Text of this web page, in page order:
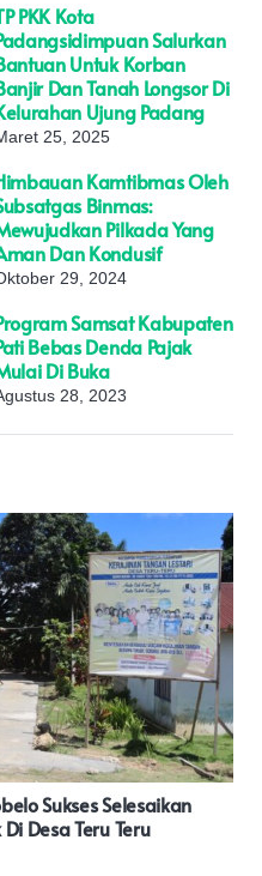
PKK Kota
Salurkan
Untuk Korban
Dan Tanah Longsor Di
Ujung Padang
25, 2025
Kamtibmas Oleh
Binmas:
Pilkada Yang
Dan Kondusif
29, 2024
Samsat Kabupaten
Bebas Denda Pajak
Di Buka
28, 2023
Penginputan Data